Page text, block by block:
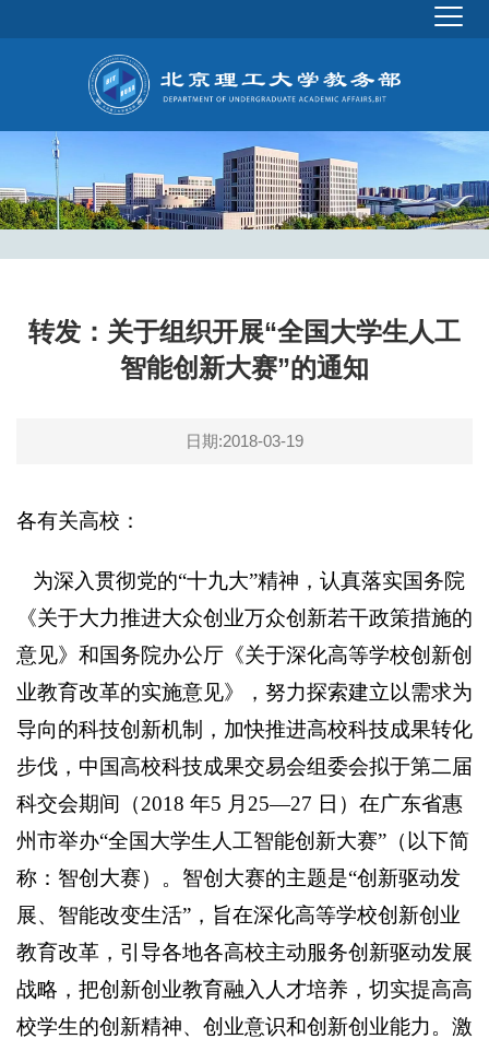
转发：关于组织开展“全国大学生人工
智能创新大赛”的通知
日期:2018-03-19
各有关高校：
为深入贯彻党的“十九大”精神，认真落实国务院
《关于大力推进大众创业万众创新若干政策措施的
意见》和国务院办公厅《关于深化高等学校创新创
业教育改革的实施意见》，努力探索建立以需求为
导向的科技创新机制，加快推进高校科技成果转化
步伐，中国高校科技成果交易会组委会拟于第二届
科交会期间（2018 年5 月25—27 日）在广东省惠
州市举办“全国大学生人工智能创新大赛”（以下简
称：智创大赛）。智创大赛的主题是“创新驱动发
展、智能改变生活”，旨在深化高等学校创新创业
教育改革，引导各地各高校主动服务创新驱动发展
战略，把创新创业教育融入人才培养，切实提高高
校学生的创新精神、创业意识和创新创业能力。激